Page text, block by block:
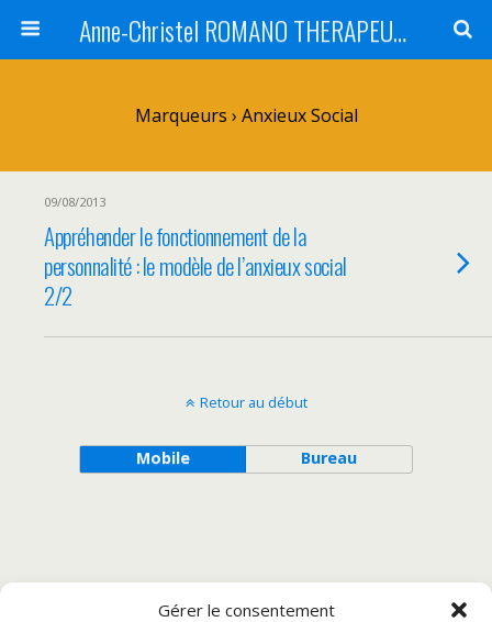
Gérer le consentement
Anne-Christel ROMANO THERAPEUTE MONTPELLIER
Marqueurs › Anxieux Social
09/08/2013
Appréhender le fonctionnement de la
personnalité : le modèle de l’anxieux social
2/2
Retour au début
Mobile Bureau